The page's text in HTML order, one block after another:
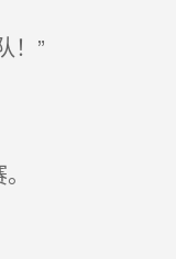
！”